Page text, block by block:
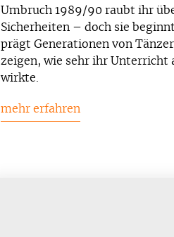
Umbruch 1989/90 raubt ihr
Sicherheiten – doch sie
prägt Generationen von
zeigen, wie sehr ihr Unterricht
wirkte.
mehr erfahren